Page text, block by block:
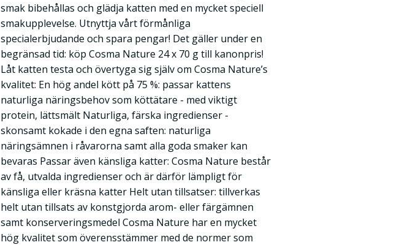
smak bibehållas och glädja katten med en mycket speciell
smakupplevelse. Utnyttja vårt förmånliga
specialerbjudande och spara pengar! Det gäller under en
begränsad tid: köp Cosma Nature 24 x 70 g till kanonpris!
Låt katten testa och övertyga sig själv om Cosma Nature’s
kvalitet: En hög andel kött på 75 %: passar kattens
naturliga näringsbehov som köttätare - med viktigt
protein, lättsmält Naturliga, färska ingredienser -
skonsamt kokade i den egna saften: naturliga
näringsämnen i råvarorna samt alla goda smaker kan
bevaras Passar även känsliga katter: Cosma Nature består
av få, utvalda ingredienser och är därför lämpligt för
känsliga eller kräsna katter Helt utan tillsatser: tillverkas
helt utan tillsats av konstgjorda arom- eller färgämnen
samt konserveringsmedel Cosma Nature har en mycket
hög kvalitet som överensstämmer med de normer som